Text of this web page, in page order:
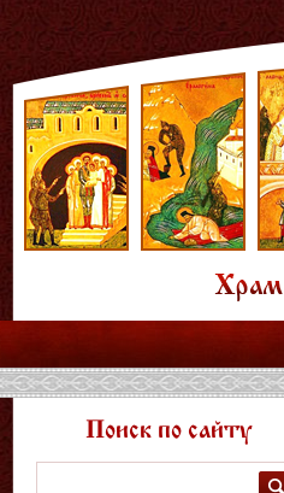
Поиск по сайту